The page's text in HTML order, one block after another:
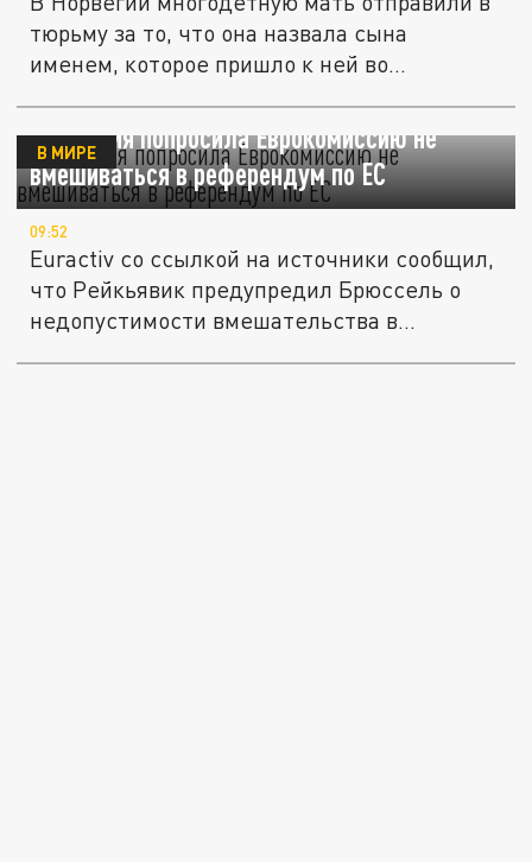
тюрьму за то, что она назвала сына
именем, которое пришло к ней во...
Исландия попросила Еврокомиссию не
вмешиваться в референдум по ЕС
В МИРЕ
09:52
Euractiv со ссылкой на источники сообщил,
что Рейкьявик предупредил Брюссель о
недопустимости вмешательства в...